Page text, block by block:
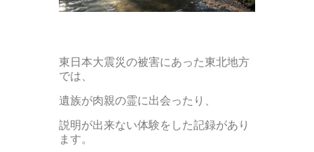
東日本大震災の被害にあった東北地方
では、
遺族が肉親の霊に出会ったり、
説明が出来ない体験をした記録があり
ます。